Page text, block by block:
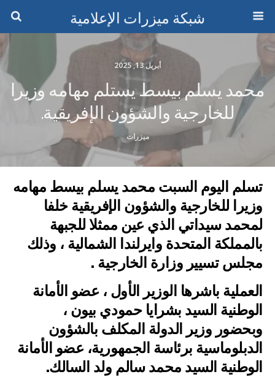
شبكة ميزرات الإعلامية
أبريل 13, 2025
محمد يسلم بيسط يستلم مهامه وزيرا
للخارجية والشؤون الإفريقية.
ميزرات
تسلم اليوم السبت محمد يسلم بيسط مهامه
وزيرا للخارجية والشؤون الإفريقية خلفا
لمحمد سيداتي الذي عين ممثلا للجبهة
بالمملكة المتحدة وايرلندا الشمالية ، وذلك
مجلس تسيير وزارة الخارجية .
العملية باشرها الوزير الأول ، عضو الأمانة
الوطنية السيد بشرايا حمودي بيون ،
وبحضور وزير الدولة المكلف بالشؤون
الدبلوماسية برئاسة الجمهورية، عضو الأمانة
الوطنية السيد محمد سالم ولد السالك.